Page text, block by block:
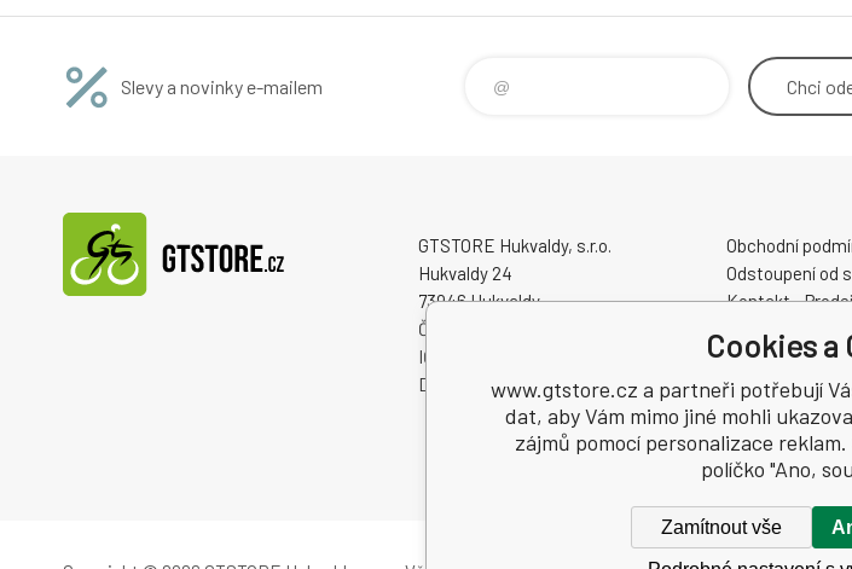
Slevy a novinky e-mailem Chci
GTSTORE Hukvaldy, s.r.o.
Hukvaldy 24
73946 Hukvaldy
Česká republika
IČO: 22259848
DIČ: CZ22259848
Obchodní
Odstoupení od
Kontakt -
Slevové a
Elektrokola
Cookies a
www.gtstore.cz a partneři potřebují
dat, aby Vám mimo jiné mohli
zájmů pomocí personalizace
políčko "Ano,
Zamítnout vše